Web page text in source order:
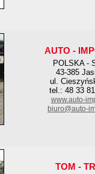
AUTO -
POLSKA -
43-385
ul.
tel.: 48 33
www.auto-
biuro@auto-
TOM -